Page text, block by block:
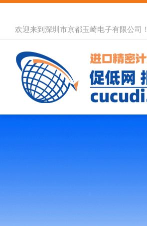
欢迎来到深圳市京都玉崎电子有限公司！